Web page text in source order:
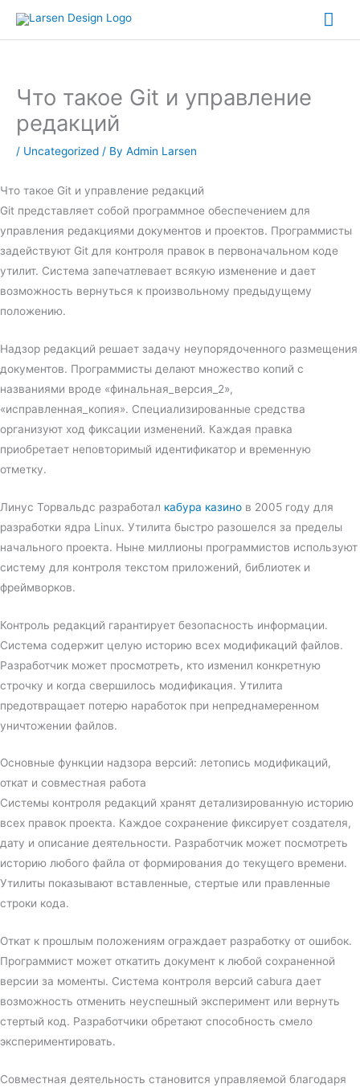
Что такое Git и управление
редакций
/ Uncategorized / By Admin Larsen
Что такое Git и управление редакций
Git представляет собой программное обеспечением для
управления редакциями документов и проектов. Программисты
задействуют Git для контроля правок в первоначальном коде
утилит. Система запечатлевает всякую изменение и дает
возможность вернуться к произвольному предыдущему
положению.
Надзор редакций решает задачу неупорядоченного размещения
документов. Программисты делают множество копий с
названиями вроде «финальная_версия_2»,
«исправленная_копия». Специализированные средства
организуют ход фиксации изменений. Каждая правка
приобретает неповторимый идентификатор и временную
отметку.
Линус Торвальдс разработал кабура казино в 2005 году для
разработки ядра Linux. Утилита быстро разошелся за пределы
начального проекта. Ныне миллионы программистов используют
систему для контроля текстом приложений, библиотек и
фреймворков.
Контроль редакций гарантирует безопасность информации.
Система содержит целую историю всех модификаций файлов.
Разработчик может просмотреть, кто изменил конкретную
строчку и когда свершилось модификация. Утилита
предотвращает потерю наработок при непреднамеренном
уничтожении файлов.
Основные функции надзора версий: летопись модификаций,
откат и совместная работа
Системы контроля редакций хранят детализированную историю
всех правок проекта. Каждое сохранение фиксирует создателя,
дату и описание деятельности. Разработчик может посмотреть
историю любого файла от формирования до текущего времени.
Утилиты показывают вставленные, стертые или правленные
строки кода.
Откат к прошлым положениям ограждает разработку от ошибок.
Программист может откатить документ к любой сохраненной
версии за моменты. Система контроля версий cabura дает
возможность отменить неуспешный эксперимент или вернуть
стертый код. Разработчики обретают способность смело
экспериментировать.
Совместная деятельность становится управляемой благодаря